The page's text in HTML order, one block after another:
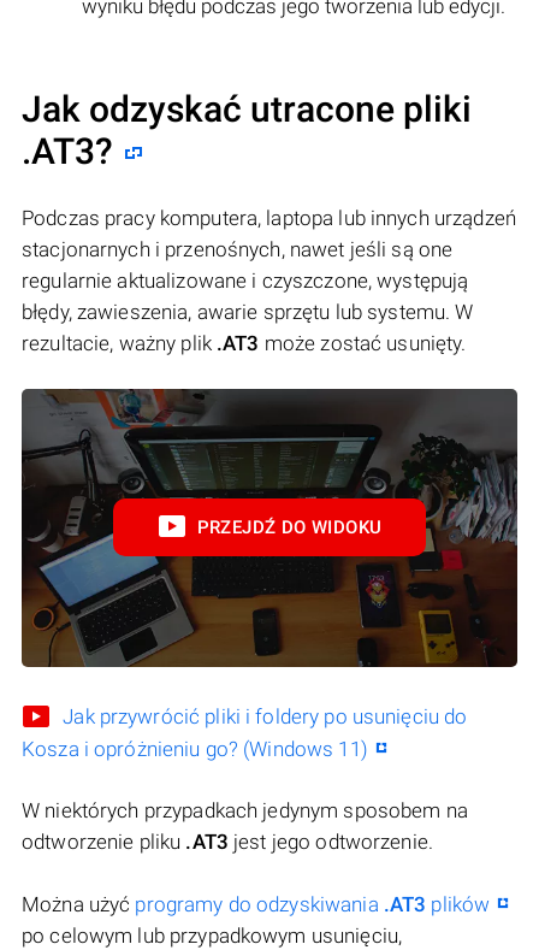
wyniku błędu podczas jego tworzenia lub edycji.
Jak odzyskać utracone pliki
.AT3?
Podczas pracy komputera, laptopa lub innych urządzeń
stacjonarnych i przenośnych, nawet jeśli są one
regularnie aktualizowane i czyszczone, występują
błędy, zawieszenia, awarie sprzętu lub systemu. W
rezultacie, ważny plik .AT3 może zostać usunięty.
PRZEJDŹ DO WIDOKU
Jak przywrócić pliki i foldery po usunięciu do
Kosza i opróżnieniu go? (Windows 11)
W niektórych przypadkach jedynym sposobem na
odtworzenie pliku .AT3 jest jego odtworzenie.
Można użyć programy do odzyskiwania .AT3 plików
po celowym lub przypadkowym usunięciu,